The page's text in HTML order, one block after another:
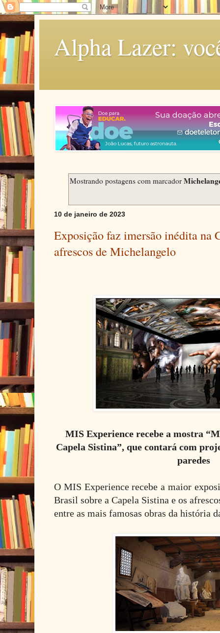
Alpha Lazer:
Mostrando postagens com marcador
10 de janeiro de 2023
Exposição faz imersão inédita na
afrescos de Michelangelo
MIS Experience recebe a mostra
Capela Sistina”, que contará com
paredes
O MIS Experience recebe a maior
Brasil sobre a Capela Sistina e os
entre as mais famosas obras da história